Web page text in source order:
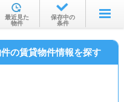
す
駅から
最近見た
物件
保存中の
条件
の賃貸物件情報を探す